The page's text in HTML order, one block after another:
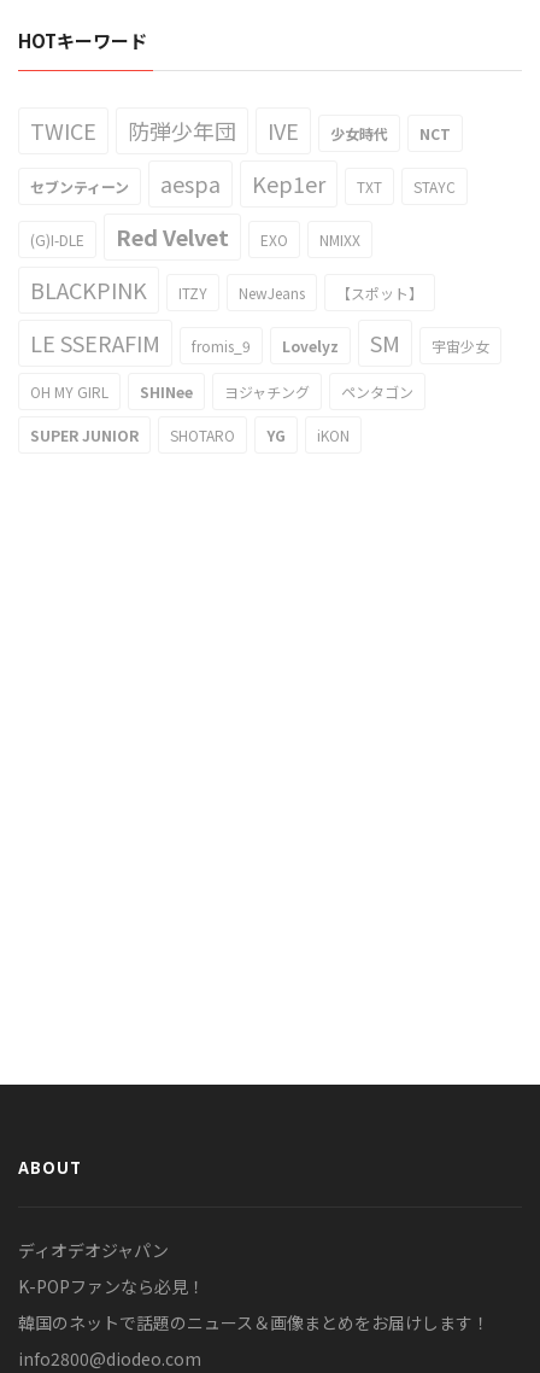
HOTキーワード
TWICE 防弾少年団 IVE 少女時代 NCT
セブンティーン aespa Kep1er TXT STAYC
(G)I-DLE Red Velvet EXO NMIXX
BLACKPINK ITZY NewJeans 【スポット】
LE SSERAFIM fromis_9 Lovelyz SM 宇宙少女
OH MY GIRL SHINee ヨジャチング ペンタゴン
SUPER JUNIOR SHOTARO YG iKON
ABOUT
ディオデオジャパン
K-POPファンなら必見！
韓国のネットで話題のニュース＆画像まとめをお届けします！
info2800@diodeo.com